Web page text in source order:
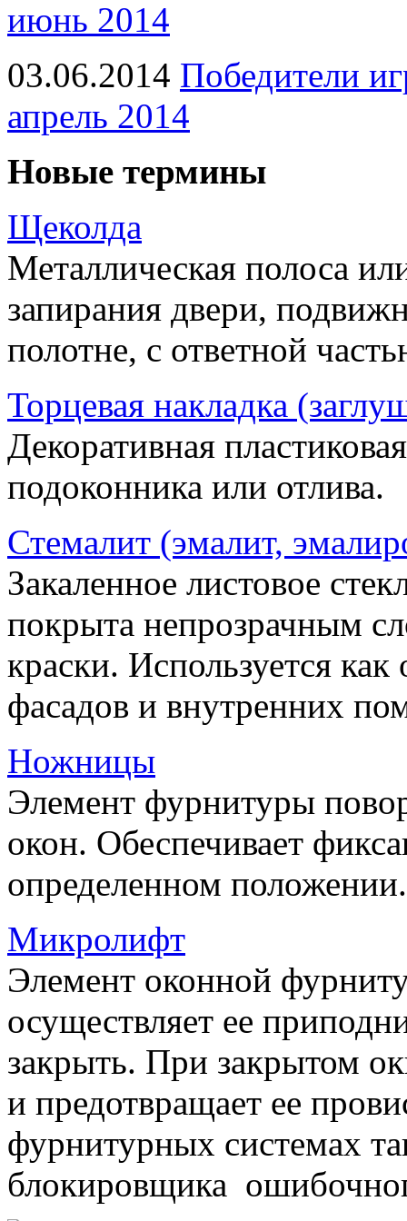
июнь 2014
03.06.2014 Победители
апрель 2014
Новые термины
Щеколда
Металлическая полоса
запирания двери,
полотне, с ответной
Торцевая накладка
Декоративная
подоконника или отлива.
Стемалит (эмалит,
Закаленное листовое
покрыта непрозрачным
краски. Используется
фасадов и внутренних
Ножницы
Элемент фурнитуры
окон. Обеспечивает
определенном положении.
Микролифт
Элемент оконной
осуществляет ее
закрыть. При закрытом
и предотвращает ее
фурнитурных системах
блокировщика